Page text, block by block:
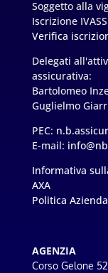
Soggetto alla
Iscrizione
Verifica
Delegati
assicurativa:
Bartolomeo
Guglielmo
PEC:
E-mail:
Informativa
AXA
Politica
AGENZIA
Corso Gelone 52